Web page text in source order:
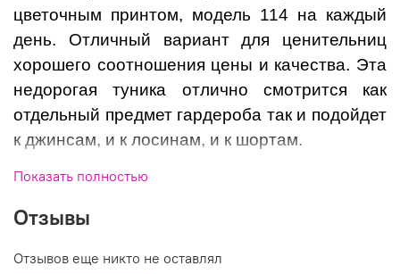
цветочным принтом, модель 114 на каждый
день. Отличный вариант для ценительниц
хорошего соотношения цены и качества. Эта
недорогая туника отлично смотрится как
отдельный предмет гардероба так и подойдет
к джинсам, и к лосинам, и к шортам.
Размеры: 46-48
Производитель: DARKWIN Турция
Вы можете купить недорого тунику 114 в магазинах У
Показать полностью
Отзывы
Отзывов еще никто не оставлял